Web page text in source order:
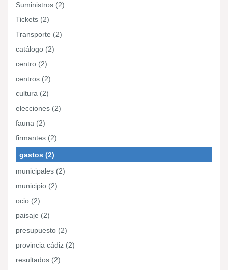
Suministros (2)
Tickets (2)
Transporte (2)
catálogo (2)
centro (2)
centros (2)
cultura (2)
elecciones (2)
fauna (2)
firmantes (2)
gastos (2)
municipales (2)
municipio (2)
ocio (2)
paisaje (2)
presupuesto (2)
provincia cádiz (2)
resultados (2)